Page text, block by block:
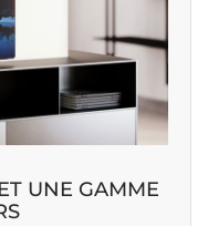
UNE GAMME